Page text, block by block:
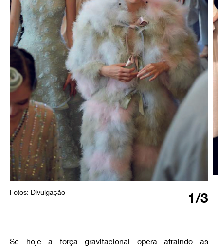
Fotos: Divulgação 1/3
Se hoje a força gravitacional opera atraindo as